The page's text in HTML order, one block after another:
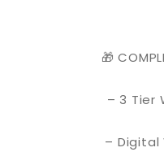
🎁
– 3 Tier
– Digital